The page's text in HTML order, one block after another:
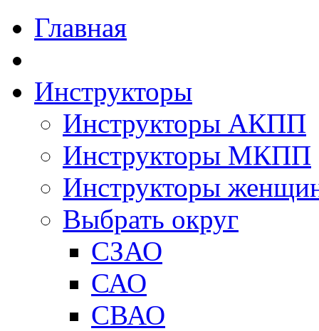
Главная
Инструкторы
Инструкторы АКПП
Инструкторы МКПП
Инструкторы
Выбрать округ
СЗАО
САО
СВАО